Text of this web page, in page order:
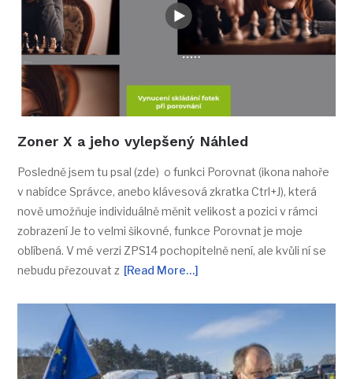
Zoner X a jeho vylepšený Náhled
Posledně jsem tu psal (zde) o funkci Porovnat (ikona nahoře
v nabídce Správce, anebo klávesová zkratka Ctrl+J), která
nově umožňuje individuálně měnit velikost a pozici v rámci
zobrazení Je to velmi šikovné, funkce Porovnat je moje
oblíbená. V mé verzi ZPS14 pochopitelně není, ale kvůli ní se
nebudu přezouvat z [Read More…]